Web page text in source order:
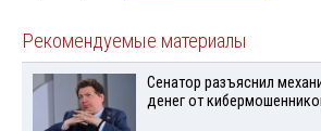
Рекомендуемые материалы
Сенатор разъяснил
денег от